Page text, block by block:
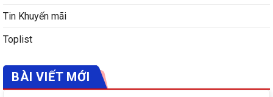
Tin Khuyến mãi
Toplist
BÀI VIẾT MỚI